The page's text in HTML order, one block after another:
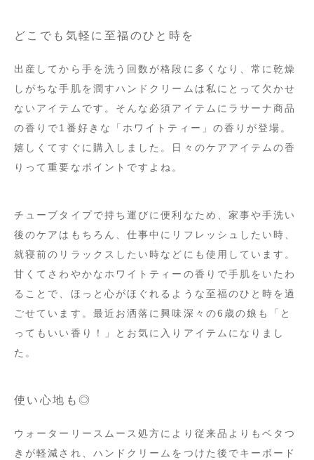
どこでも気軽に至福のひと時を
出産してから手を洗う回数が格段に多くなり、常に乾燥
しがちな手肌を潤すハンドクリームは私にとって欠かせ
ないアイテムです。そんな必須アイテムにラサーナ商品
の香りで1番好きな「ホワイトティー」の香りが登場。
嬉しくてすぐに購入しました。日々のケアアイテムの香
りって重要なポイントですよね。
チューブタイプで持ち運びに便利なため、家事や手洗い
後のケアはもちろん、仕事中にリフレッシュしたい時、
就寝前のリラックスしたい時などにも使用しています。
甘くてさわやかなホワイトティーの香りで手肌をいたわ
ることで、ほっと心がほぐれるような至福のひと時を過
ごせています。最近お洒落に興味深々の6歳の娘も「と
ってもいい香り！」とお気に入りアイテムになりまし
た。
使い心地も◎
ウォーターリースムース処方により従来品よりもベタつ
きが軽減され、ハンドクリームをつけた後でキーボード